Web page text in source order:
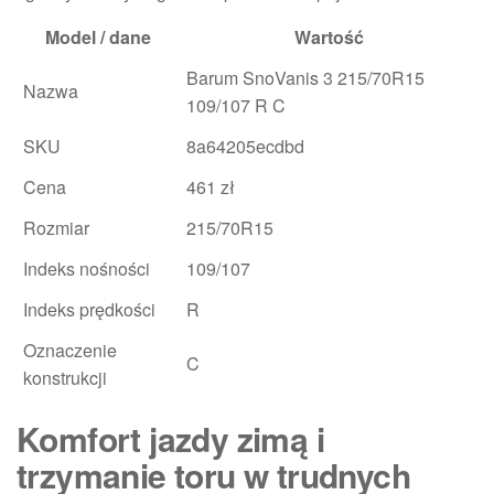
Model / dane
Wartość
Nazwa
Barum SnoVanis 3 215/70R15
109/107 R C
SKU
8a64205ecdbd
Cena
461 zł
Rozmiar
215/70R15
Indeks nośności
109/107
Indeks prędkości
R
Oznaczenie
konstrukcji
C
Komfort jazdy zimą i
trzymanie toru w trudnych